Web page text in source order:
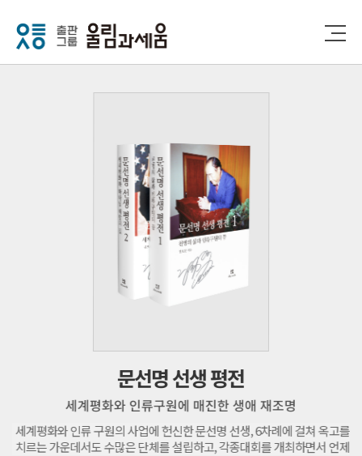
누구나 행복한 세상, 뉴노멀 시
누구나 행복한 세상, 성큼 다가온 인류의 꿈!
가져올 더 나은 미래 탐구!인류의 오랜 꿈인
문선명 선생 평전
세계평화와 인류구원에 매진한 생애 재조명
세계평화와 인류 구원의 사업에 헌신한 문선명 선생, 6차례에 걸쳐 옥고를
치르는 가운데서도 수많은 단체를 설립하고, 각종대회를 개최하면서 언제
회복과 미래를 향한 성찰
오문 지음, 울림과세움 발행)는 절대다수
길을 잃고, 본연의 모습에서 이탈하게 됐는
행복한 인간 백서
탄생부터 생의 마지막 순간까지 한눈에 보는 ‘인간’ 다
《행복한 인간 백서》(권오문 지음, 울림과세움 발행)는 우리 인간
가면서 누구나 겪게 되는 인생의 고민과 먼저 해결해야 할 과제들
《하늘은 결코 손해보지
년 한국에서 출발한 통일